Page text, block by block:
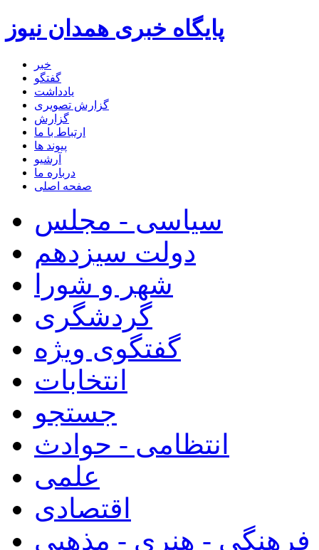
پایگاه خبری همدان نیوز
خبر
گفتگو
یادداشت
گزارش تصویری
گزارش
ارتباط با ما
پیوند ها
آرشیو
درباره ما
صفحه اصلی
سیاسی - مجلس
دولت سیزدهم
شهر و شورا
گردشگری
گفتگوی ویژه
انتخابات
جستجو
انتظامی - حوادث
علمی
اقتصادی
فرهنگی - هنری - مذهبی